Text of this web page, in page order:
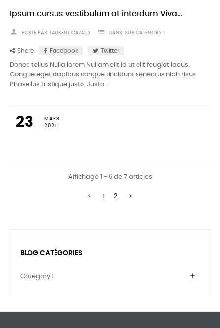
Ipsum cursus vestibulum at interdum Vivamus
Share Facebook Twitter
person POSTÉ PAR: LAURENT CAZAUX list DANS: SUB CATEGORY 1
MARS
23 2021
Donec tellus Nulla lorem Nullam elit id ut elit feugiat lacus.
Congue eget dapibus congue tincidunt senectus nibh risus
Phasellus tristique justo. Justo...
Affichage 1 - 6 de 7 articles
 1 2 
BLOG CATÉGORIES
Category 1 add